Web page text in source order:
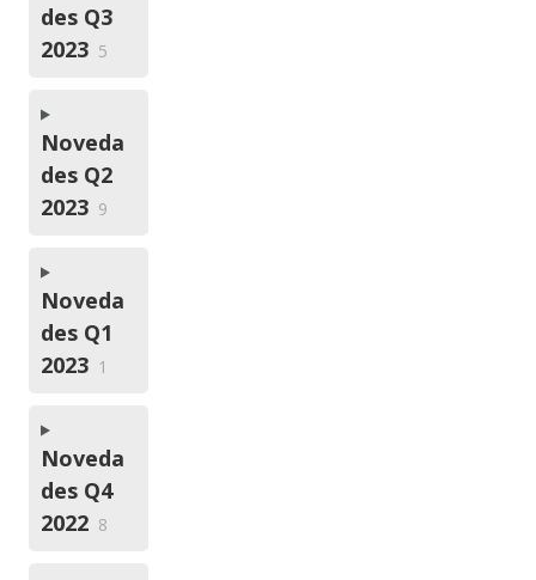
des Q3
2023 5
Noveda
des Q2
2023 9
Noveda
des Q1
2023 1
Noveda
des Q4
2022 8